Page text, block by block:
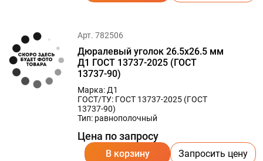
Арт. 782506
Дюралевый уголок 26.5х26.5 мм
Д1 ГОСТ 13737-2025 (ГОСТ
13737-90)
Марка: Д1
ГОСТ/ТУ: ГОСТ 13737-2025 (ГОСТ
13737-90)
Тип: равнополочный
Цена по запросу
В корзину Запросить цену